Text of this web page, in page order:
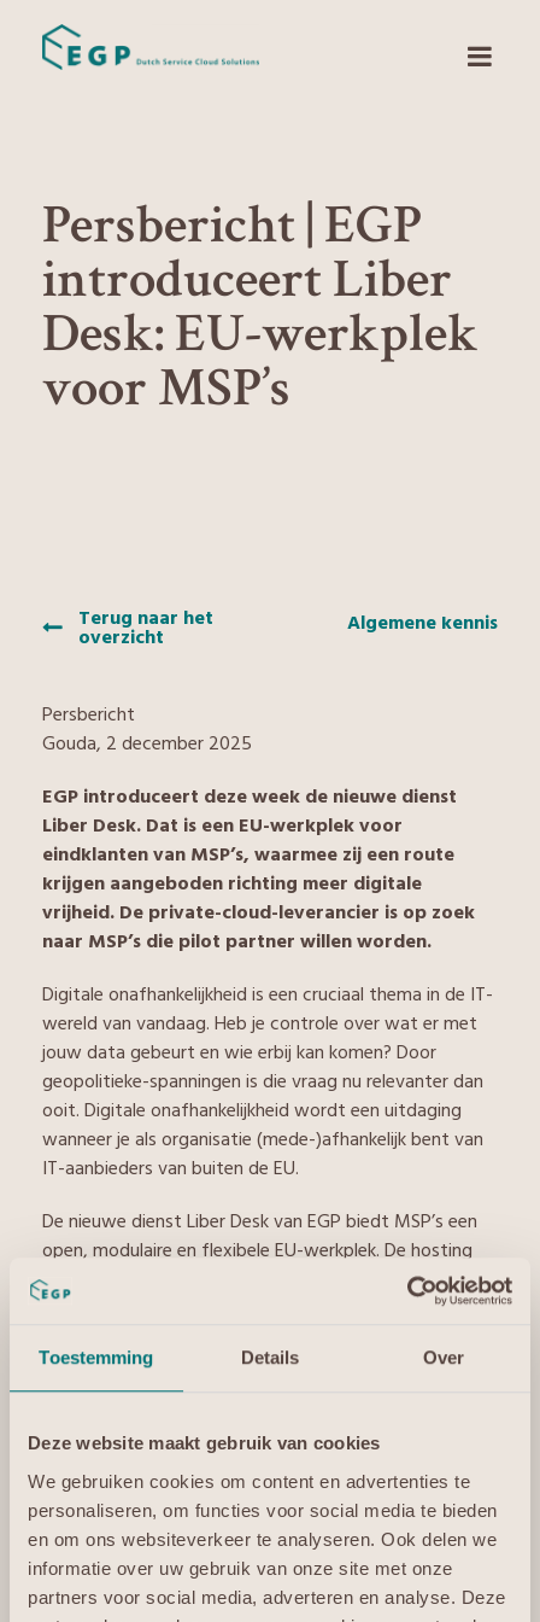
Toestemming Details Over
Deze website maakt gebruik van cookies
We gebruiken cookies om content en advertenties te
personaliseren, om functies voor social media te bieden
en om ons websiteverkeer te analyseren. Ook delen we
informatie over uw gebruik van onze site met onze
partners voor social media, adverteren en analyse. Deze
Persbericht | EGP
introduceert Liber
Desk: EU-werkplek
voor MSP’s
Terug naar het
overzicht Algemene kennis
Persbericht
Gouda, 2 december 2025
EGP introduceert deze week de nieuwe dienst
Liber Desk. Dat is een EU-werkplek voor
eindklanten van MSP’s, waarmee zij een route
krijgen aangeboden richting meer digitale
vrijheid. De private-cloud-leverancier is op zoek
naar MSP’s die pilot partner willen worden.
Digitale onafhankelijkheid is een cruciaal thema in de IT-
wereld van vandaag. Heb je controle over wat er met
jouw data gebeurt en wie erbij kan komen? Door
geopolitieke-spanningen is die vraag nu relevanter dan
ooit. Digitale onafhankelijkheid wordt een uitdaging
wanneer je als organisatie (mede-)afhankelijk bent van
IT-aanbieders van buiten de EU.
De nieuwe dienst Liber Desk van EGP biedt MSP’s een
open, modulaire en flexibele EU-werkplek. De hosting
gebeurt volledig in de EU, waardoor je als organisatie
voldoet aan Europese wet- en regelgeving. Bovendien
zitten aan één leverancier (vendor-lock-in). Het
eindresultaat is duidelijk: meer digitale vrijheid.
EGP is op zoek naar MSP’s die pilot partner van Liber
Desk willen worden. Hun feedback helpt mee de Liber
Desk werkplek verder uit te bouwen en aan te laten
sluiten op klantwensen. Nomineren als Pilot Partner kan
hier.